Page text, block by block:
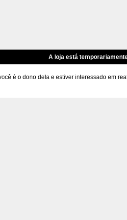
A loja está
é o dono dela e estiver interessado em